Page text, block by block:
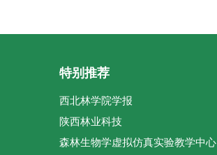
特别推荐
西北林学院学报
陕西林业科技
森林生物学虚拟仿真实验教学中心